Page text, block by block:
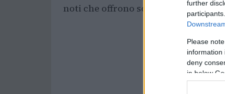
further
Please
information
deny
in below
noti che offrono sorprese a ogni